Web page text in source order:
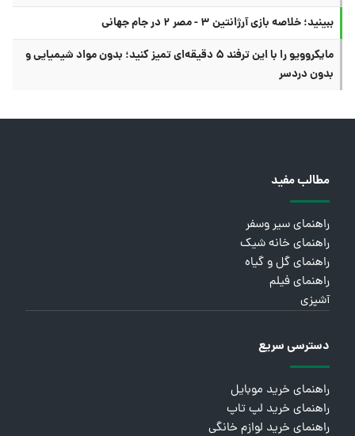
ببینید؛ خلاصه بازی آرژانتین ۳ - مصر ۲ در جام جهانی
مایکروویو را با این ترفند ۵ دقیقه‌ای تمیز کنید؛ بدون مواد شیمیایی و
بدون دردسر
مطالب مفید
راهنمای سیر وسفر
راهنمای خانه شیک
راهنمای گل و گیاه
راهنمای فیلم
آشپزی
دسترسی سریع
راهنمای خرید موبایل
راهنمای خرید لپ تاپ
راهنمای خرید لوازم خانگی